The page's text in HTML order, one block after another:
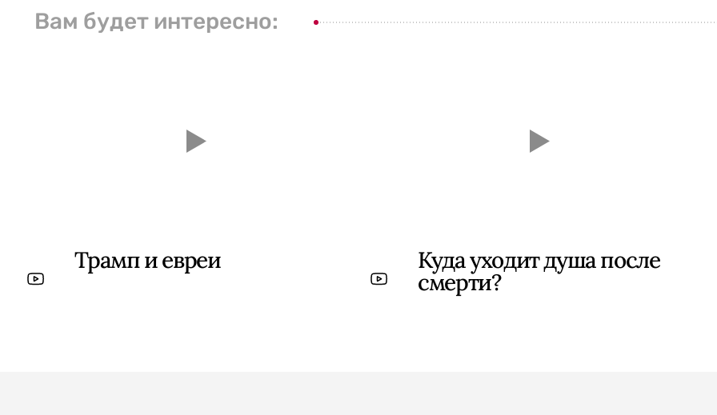
Вам будет интересно:
Трамп и евреи Куда уходит душа после
смерти?